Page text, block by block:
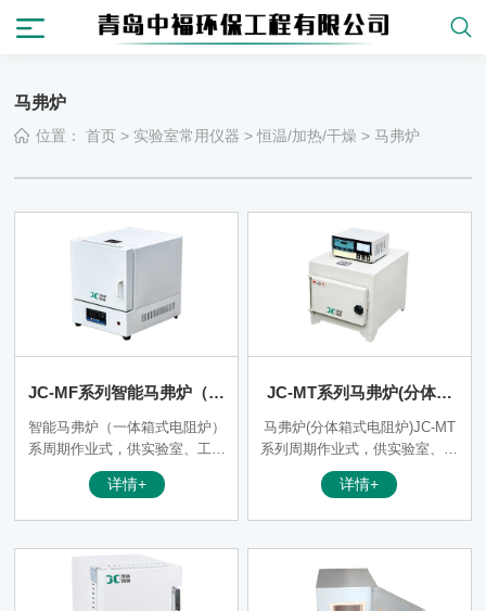
马弗炉
位置：首页 > 实验室常用仪器 >恒温/加热/干燥 > 马弗炉
JC-MF系列智能马弗炉（一
体箱式电阻炉）
智能马弗炉（一体箱式电阻炉）
系周期作业式，供实验室、工矿
企业、科研单位对小型钢件热处
理，金属、陶瓷材料烧结、熔
详情+
JC-MT系列马弗炉(分体箱
式电阻炉)【已停产】
马弗炉(分体箱式电阻炉)JC-MT
系列周期作业式，供实验室、工
矿企业、科研单位对小型钢件热
处理，金属、陶瓷材料烧结、熔
详情+